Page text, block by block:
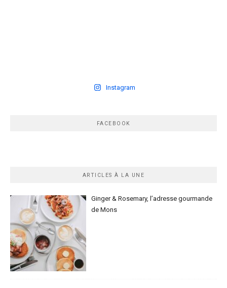
Instagram
FACEBOOK
ARTICLES À LA UNE
Ginger & Rosemary, l’adresse gourmande
de Mons